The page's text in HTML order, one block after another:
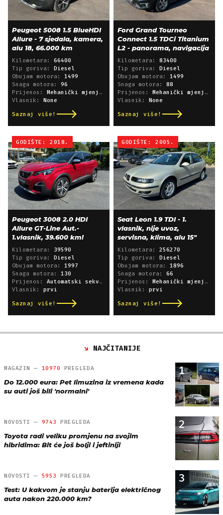
Peugeot 5008 1.5 BlueHDI
Allure - 7 sjedala, kamera,
alu 18, 66.000 km
Kilometara: 66400
Tip goriva:
Diesel
Obujam motora: 1499
Snaga motora: 96
Prijenos:
Mehanički mjenjač
Vlasnik:
None
Saznaj više!
Ford Grand Tourneo
Connect 1.5 TDCi Titanium
L2 - panorama, navigacija
Kilometara: 83400
Tip goriva:
Diesel
Obujam motora: 1499
Snaga motora: 88
Prijenos:
Mehanički mjenjač
Vlasnik:
None
Saznaj više!
GODIŠTE: 2018.
Peugeot 3008 2.0 HDI
Allure GT-Line Aut.-
1.vlasnik, 39.600 km!
Kilometara: 39590
Tip goriva:
Diesel
Obujam motora: 1997
Snaga motora: 130
Prijenos: Automatski sekvencijski
Vlasnik: prvi
Saznaj više!
GODIŠTE: 2005.
Seat Leon 1.9 TDI - 1.
vlasnik, nije uvoz,
servisna, klima, alu 15"
Kilometara: 256270
Tip goriva:
Diesel
Obujam motora: 1896
Snaga motora: 66
Prijenos:
Mehanički mjenjač
Vlasnik: prvi
Saznaj više!
NAJČITANIJE
1
MAGAZIN — 10970 PREGLEDA
Do 12.000 eura: Pet limuzina iz vremena kada
su auti još bili 'normalni'
2
NOVOSTI — 9743 PREGLEDA
Toyota radi veliku promjenu na svojim
hibridima: Bit će još bolji i jeftiniji
3
NOVOSTI — 5953 PREGLEDA
Test: U kakvom je stanju baterija električnog
auta nakon 220.000 km?